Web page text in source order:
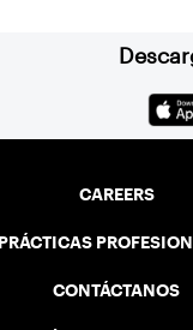
CAREERS
PRÁCTICAS
CONTÁCTANOS